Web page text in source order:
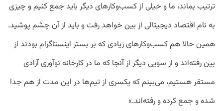
ترتیب بماند، ما و خیلی از کسب‌وکارهای دیگر باید جمع کنیم و چیزی
به نام اقتصاد دیجیتالی از بین خواهد رفت و باید از آن چشم پوشید.
همین حالا هم کسب‌وکارهای زیادی که بر بستر اینستاگرام بودند از
بین رفته‌اند و از سویی دیگر از آنجا که ما در کارخانه نوآوری آزادی
مستقر هستیم، می‌بینم که یکسری از تیم‌ها در این مدت از هم جدا
شده و جمع کرده و رفته‌اند.»